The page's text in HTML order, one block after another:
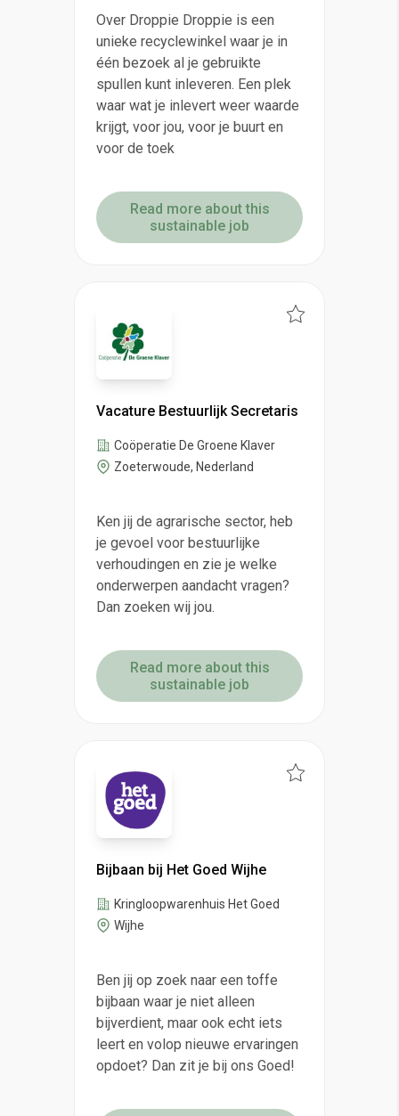
Over Droppie Droppie is een
unieke recyclewinkel waar je in
één bezoek al je gebruikte
spullen kunt inleveren. Een plek
waar wat je inlevert weer waarde
krijgt, voor jou, voor je buurt en
voor de toek
Read more about this
sustainable job
Vacature Bestuurlijk Secretaris
Coöperatie De Groene Klaver
Zoeterwoude, Nederland
Ken jij de agrarische sector, heb
je gevoel voor bestuurlijke
verhoudingen en zie je welke
onderwerpen aandacht vragen?
Dan zoeken wij jou.
Read more about this
sustainable job
Bijbaan bij Het Goed Wijhe
Kringloopwarenhuis Het Goed
Wijhe
Ben jij op zoek naar een toffe
bijbaan waar je niet alleen
bijverdient, maar ook echt iets
leert en volop nieuwe ervaringen
opdoet? Dan zit je bij ons Goed!